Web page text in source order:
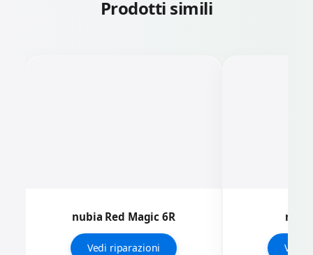
Prodotti simili
nubia Red Magic 6R
Vedi riparazioni Vedi